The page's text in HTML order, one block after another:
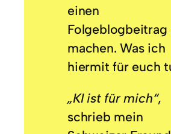
einen
Folgeblogbeitrag
machen. Was ich
hiermit für euch
„KI ist für mich“,
schrieb mein